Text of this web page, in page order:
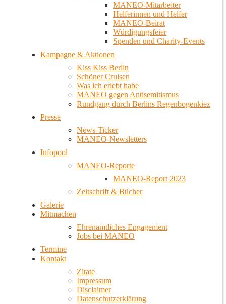
MANEO-Mitarbeiter
Helferinnen und Helfer
MANEO-Beirat
Würdigungsfeier
Spenden und Charity-Events
Kampagne & Aktionen
Kiss Kiss Berlin
Schöner Cruisen
Was ich erlebt habe
MANEO gegen Antisemitismus
Rundgang durch Berlins Regenbogenkiez
Presse
News-Ticker
MANEO-Newsletters
Infopool
MANEO-Reporte
MANEO-Report 2023
Zeitschrift & Bücher
Galerie
Mitmachen
Ehrenamtliches Engagement
Jobs bei MANEO
Termine
Kontakt
Zitate
Impressum
Disclaimer
Datenschutzerklärung